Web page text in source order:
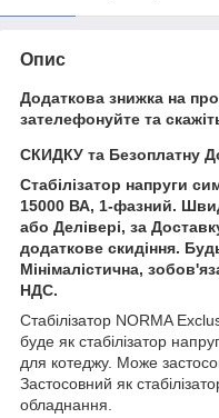
Опис
Додаткова знижка на
зателефонуйте та
СКИДКУ та Безоплатну
Стабілізатор напруги
15000 ВА, 1-фазний.
або Делівері, за
додаткове скидіння.
Мінімалістична,
НДС.
Стабілізатор NORMA
буде як стабілізатор
для котеджу. Може
Застосовний як
обладнання.